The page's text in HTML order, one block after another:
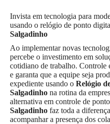
Invista em tecnologia para
usando o relógio de ponto
Salgadinho
Ao implementar novas
percebe o investimento em
cotidiano de trabalho. Controle
e garanta que a equipe seja
expediente usando o Relógio
Salgadinho na rotina da
alternativa em controle de
Salgadinho faz toda a
acompanhar a presença dos